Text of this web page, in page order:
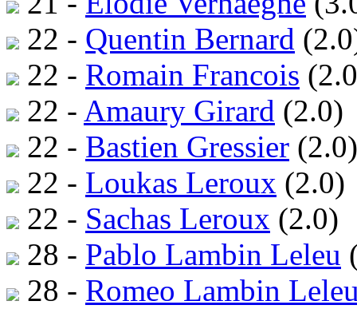
22 - Quentin Bernard
22 - Romain Francois
22 - Amaury Girard (2.0)
22 - Bastien Gressier (2.0)
22 - Loukas Leroux (2.0)
22 - Sachas Leroux (2.0)
28 - Pablo Lambin Leleu
28 - Romeo Lambin